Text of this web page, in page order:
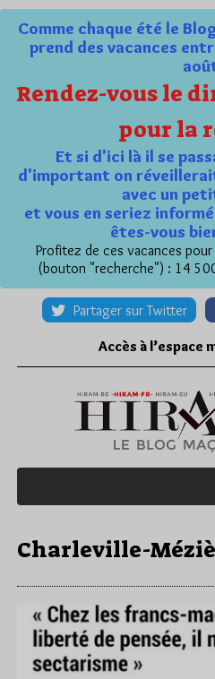
Comme chaque été le
prend des vacances
Rendez-vous le
pour la
Et si d'ici là il se
d'important on
avec un
et vous en seriez
êtes-vous
Profitez de ces vacances
(bouton "recherche") : 14
Partager sur Twitter
Accès à l’espace
Charleville-